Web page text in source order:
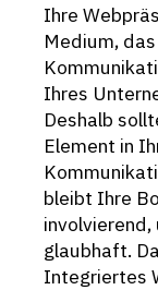
Ihre
Medium,
Ihres
Deshalb
Element in
bleibt Ihre
glaubhaft.
Integriertes